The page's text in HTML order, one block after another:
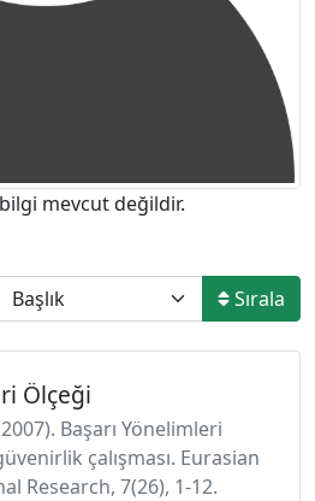
mevcut değildir.
Sırala
Ölçeği
Başarı Yönelimleri
çalışması. Eurasian
Research, 7(26), 1-12.